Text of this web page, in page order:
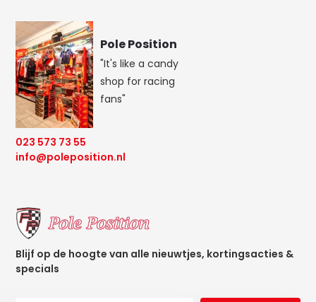
Pole Position
"It's like a candy
shop for racing
fans"
023 573 73 55
info@poleposition.nl
Blijf op de hoogte van alle nieuwtjes, kortingsacties &
specials